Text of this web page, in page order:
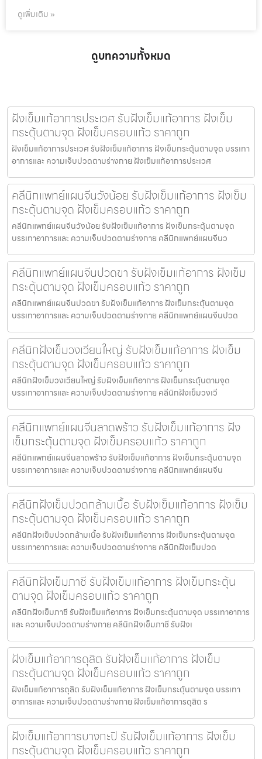
ดูเพิ่มเติม »
ดูบทความทั้งหมด
ฝังเข็มแก้อาการประเวศ รับฝังเข็มแก้อาการ ฝังเข็ม
กระตุ้นตามจุด ฝังเข็มครอบแก้ว ราคาถูก
ฝังเข็มแก้อาการประเวศ รับฝังเข็มแก้อาการ ฝังเข็มกระตุ้นตามจุด บรรเทา
อาการและ ความเจ็บปวดตามร่างกาย ฝังเข็มแก้อาการประเวศ
คลีนิกแพทย์แผนจีนวังน้อย รับฝังเข็มแก้อาการ ฝังเข็ม
กระตุ้นตามจุด ฝังเข็มครอบแก้ว ราคาถูก
คลีนิกแพทย์แผนจีนวังน้อย รับฝังเข็มแก้อาการ ฝังเข็มกระตุ้นตามจุด
บรรเทาอาการและ ความเจ็บปวดตามร่างกาย คลีนิกแพทย์แผนจีนว
คลีนิกแพทย์แผนจีนปวดขา รับฝังเข็มแก้อาการ ฝังเข็ม
กระตุ้นตามจุด ฝังเข็มครอบแก้ว ราคาถูก
คลีนิกแพทย์แผนจีนปวดขา รับฝังเข็มแก้อาการ ฝังเข็มกระตุ้นตามจุด
บรรเทาอาการและ ความเจ็บปวดตามร่างกาย คลีนิกแพทย์แผนจีนปวด
คลีนิกฝังเข็มวงเวียนใหญ่ รับฝังเข็มแก้อาการ ฝังเข็ม
กระตุ้นตามจุด ฝังเข็มครอบแก้ว ราคาถูก
คลีนิกฝังเข็มวงเวียนใหญ่ รับฝังเข็มแก้อาการ ฝังเข็มกระตุ้นตามจุด
บรรเทาอาการและ ความเจ็บปวดตามร่างกาย คลีนิกฝังเข็มวงเวี
คลีนิกแพทย์แผนจีนลาดพร้าว รับฝังเข็มแก้อาการ ฝัง
เข็มกระตุ้นตามจุด ฝังเข็มครอบแก้ว ราคาถูก
คลีนิกแพทย์แผนจีนลาดพร้าว รับฝังเข็มแก้อาการ ฝังเข็มกระตุ้นตามจุด
บรรเทาอาการและ ความเจ็บปวดตามร่างกาย คลีนิกแพทย์แผนจีน
คลีนิกฝังเข็มปวดกล้ามเนื้อ รับฝังเข็มแก้อาการ ฝังเข็ม
กระตุ้นตามจุด ฝังเข็มครอบแก้ว ราคาถูก
คลีนิกฝังเข็มปวดกล้ามเนื้อ รับฝังเข็มแก้อาการ ฝังเข็มกระตุ้นตามจุด
บรรเทาอาการและ ความเจ็บปวดตามร่างกาย คลีนิกฝังเข็มปวด
คลีนิกฝังเข็มภาชี รับฝังเข็มแก้อาการ ฝังเข็มกระตุ้น
ตามจุด ฝังเข็มครอบแก้ว ราคาถูก
คลีนิกฝังเข็มภาชี รับฝังเข็มแก้อาการ ฝังเข็มกระตุ้นตามจุด บรรเทาอาการ
และ ความเจ็บปวดตามร่างกาย คลีนิกฝังเข็มภาชี รับฝังเ
ฝังเข็มแก้อาการดุสิต รับฝังเข็มแก้อาการ ฝังเข็ม
กระตุ้นตามจุด ฝังเข็มครอบแก้ว ราคาถูก
ฝังเข็มแก้อาการดุสิต รับฝังเข็มแก้อาการ ฝังเข็มกระตุ้นตามจุด บรรเทา
อาการและ ความเจ็บปวดตามร่างกาย ฝังเข็มแก้อาการดุสิต ร
ฝังเข็มแก้อาการบางกะปิ รับฝังเข็มแก้อาการ ฝังเข็ม
กระตุ้นตามจุด ฝังเข็มครอบแก้ว ราคาถูก